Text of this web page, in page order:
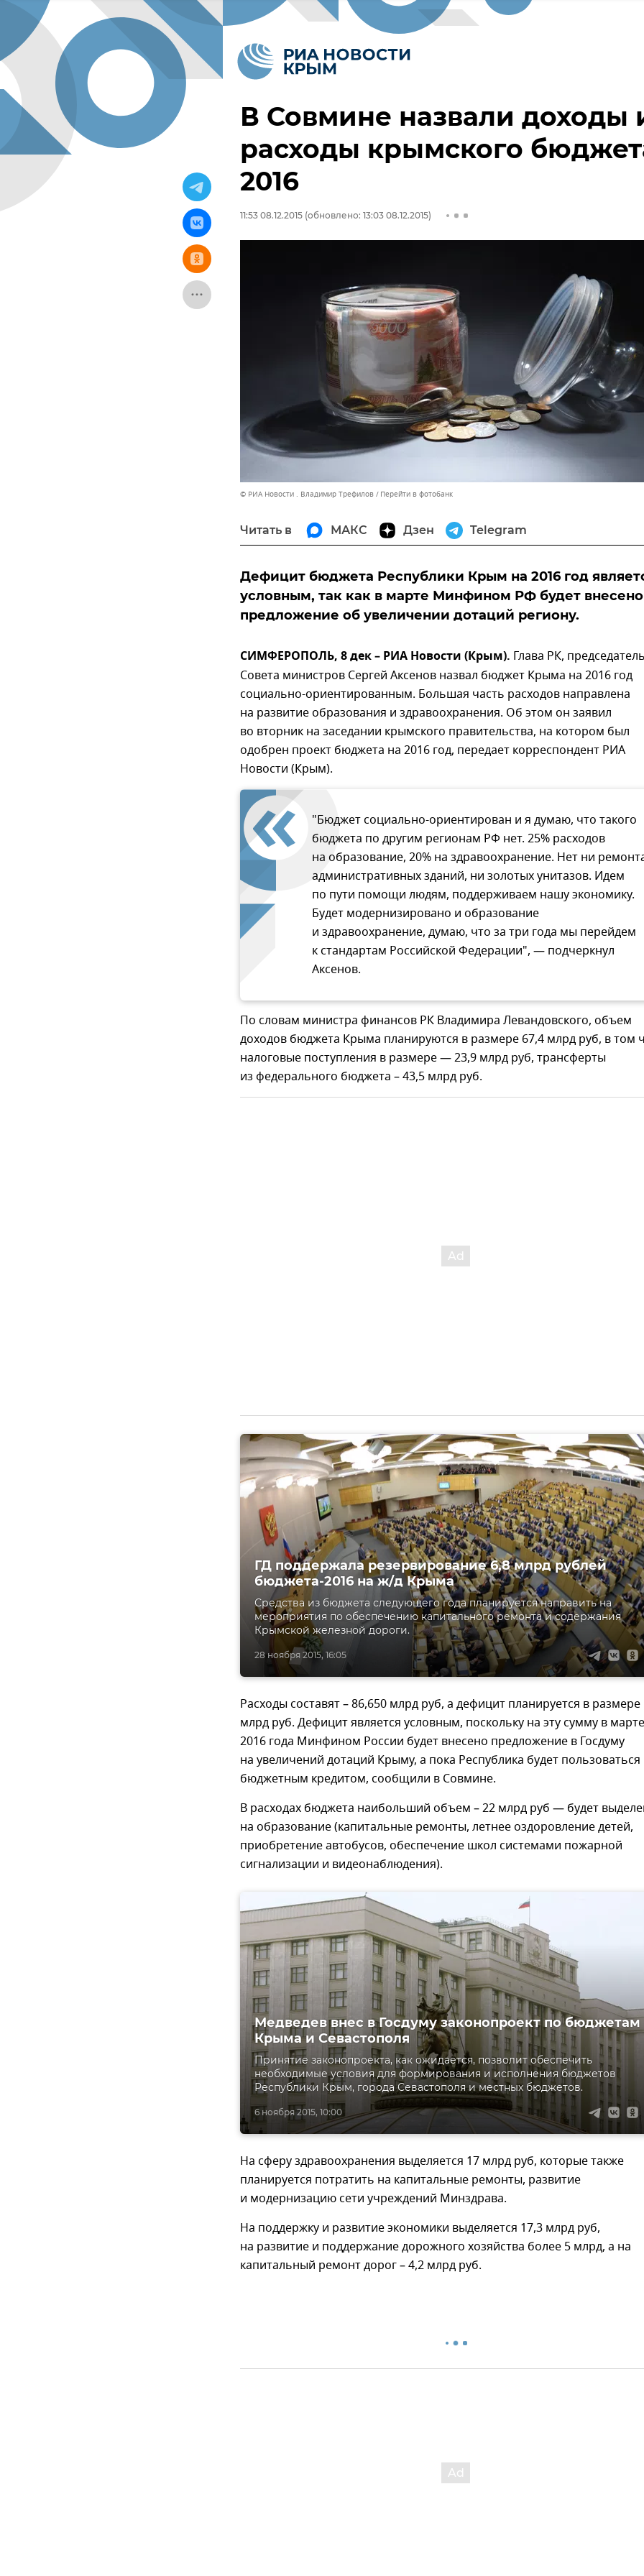
В Совмине назвали доходы
расходы крымского
2016
11:53 08.12.2015 (обновлено: 13:03 08.12.2015)
© РИА Новости . Владимир Трефилов Перейти в фотобанк
Читать в МАКС Дзен Telegram
Дефицит бюджета Республики Крым на 2016 год
условным, так как в марте Минфином РФ будет внесено
предложение об увеличении дотаций региону.
СИМФЕРОПОЛЬ, 8 дек – РИА Новости (Крым). Глава РК,
Совета министров Сергей Аксенов назвал бюджет Крыма на 2016 год
социально-ориентированным. Большая часть расходов направлена
на развитие образования и здравоохранения. Об этом он заявил
во вторник на заседании крымского правительства, на котором был
одобрен проект бюджета на 2016 год, передает корреспондент РИА
Новости (Крым).
"Бюджет социально-ориентирован и я думаю, что такого
бюджета по другим регионам РФ нет. 25% расходов
на образование, 20% на здравоохранение. Нет ни
административных зданий, ни золотых унитазов. Идем
по пути помощи людям, поддерживаем нашу экономику.
Будет модернизировано и образование
и здравоохранение, думаю, что за три года мы перейдем
к стандартам Российской Федерации", — подчеркнул
Аксенов.
По словам министра финансов РК Владимира Левандовского, объем
доходов бюджета Крыма планируются в размере 67,4 млрд руб, в том
налоговые поступления в размере — 23,9 млрд руб, трансферты
из федерального бюджета – 43,5 млрд руб.
28 ноября 2015, 16:05
ГД поддержала резервирование 6,8 млрд рублей
бюджета-2016 на ж/д Крыма
Средства из бюджета следующего года планируется направить на
мероприятия по обеспечению капитального ремонта и содержания
Крымской железной дороги.
Расходы составят – 86,650 млрд руб, а дефицит планируется в размере
млрд руб. Дефицит является условным, поскольку на эту сумму в марте
2016 года Минфином России будет внесено предложение в Госдуму
на увеличений дотаций Крыму, а пока Республика будет пользоваться
бюджетным кредитом, сообщили в Совмине.
В расходах бюджета наибольший объем – 22 млрд руб — будет
на образование (капитальные ремонты, летнее оздоровление детей,
приобретение автобусов, обеспечение школ системами пожарной
сигнализации и видеонаблюдения).
6 ноября 2015, 10:00
Медведев внес в Госдуму законопроект по бюджетам
Крыма и Севастополя
Принятие законопроекта, как ожидается, позволит обеспечить
необходимые условия для формирования и исполнения бюджетов
Республики Крым, города Севастополя и местных бюджетов.
На сферу здравоохранения выделяется 17 млрд руб, которые также
планируется потратить на капитальные ремонты, развитие
и модернизацию сети учреждений Минздрава.
На поддержку и развитие экономики выделяется 17,3 млрд руб,
на развитие и поддержание дорожного хозяйства более 5 млрд, а на
капитальный ремонт дорог – 4,2 млрд руб.